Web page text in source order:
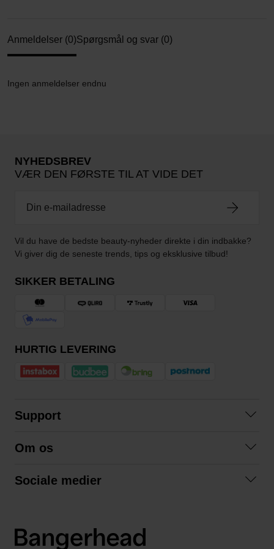
Anmeldelser (0)Spørgsmål og svar (0)
Ingen anmeldelser endnu
NYHEDSBREV
VÆR DEN FØRSTE TIL AT VIDE DET
Vil du have de bedste beauty-nyheder direkte i din indbakke?
Vi giver dig de seneste trends, tips og eksklusive tilbud!
SIKKER BETALING
HURTIG LEVERING
Support
Betingelser
Om os
Sociale medier
LinkedIn